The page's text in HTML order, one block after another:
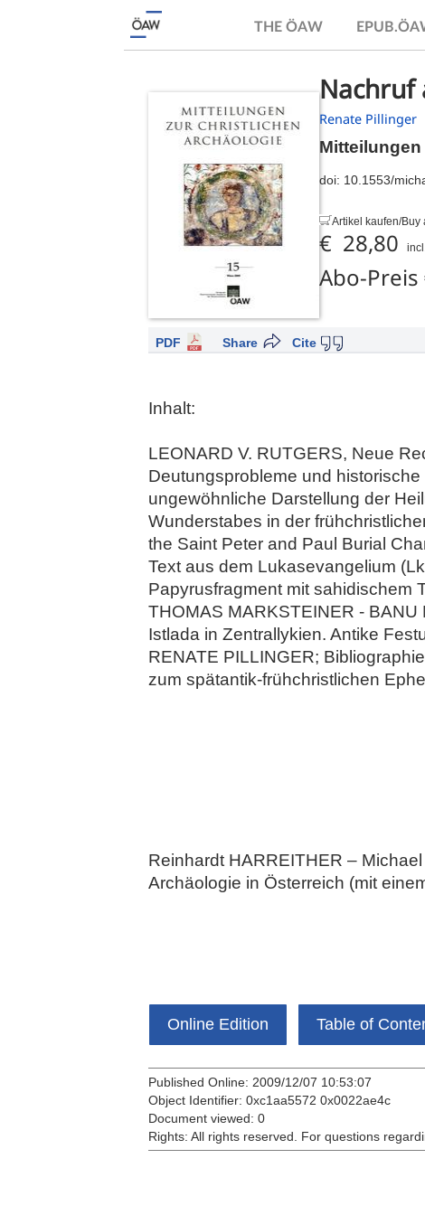
THE ÖAW
Nachruf
Renate Pillinger
doi: 10.1553/
Artikel kaufen/Buy
€ 28,80
Abo-
PDF Cite
Share
Inhalt:
LEONARD V. RUTGERS, Neue
Deutungsprobleme und
ungewöhnliche Darstellung der
Wunderstabes in der
the Saint Peter and Paul Burial
Text aus dem Lukasevangelium
Papyrusfragment mit sahidischem
THOMAS MARKSTEINER -
Istlada in Zentrallykien. Antike
RENATE PILLINGER;
zum spätantik-frühchristlichen
Reinhardt HARREITHER –
Archäologie in Österreich (mit
Online Edition Table of
Published Online: 2009/12/07 10:53:07
Object Identifier: 0xc1aa5572 0x0022ae4c
Document viewed: 0
Rights: All rights reserved. For questions